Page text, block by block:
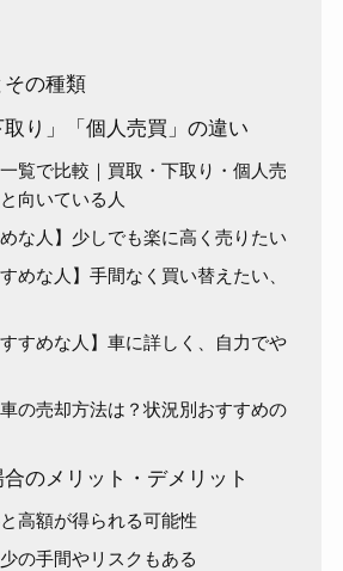
の種類
取り」「個人売買」の違い
覧で比較｜買取・下取り・個人売
向いている人
めな人】少しでも楽に高く売りたい
めな人】手間なく買い替えたい、
すすめな人】車に詳しく、自力でや
の売却方法は？状況別おすすめの
のメリット・デメリット
高額が得られる可能性
の手間やリスクもある